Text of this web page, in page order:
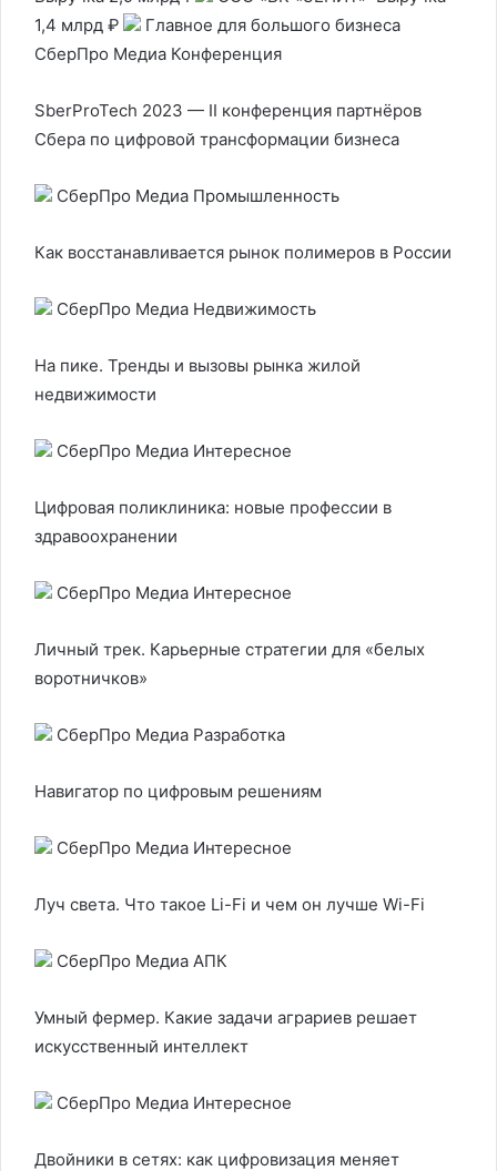
1,4 млрд ₽
Главное для большого бизнеса
СберПро Медиа Конференция
SberProTech 2023 — II конференция партнёров
Сбера по цифровой трансформации бизнеса
СберПро Медиа Промышленность
Как восстанавливается рынок полимеров в России
СберПро Медиа Недвижимость
На пике. Тренды и вызовы рынка жилой
недвижимости
СберПро Медиа Интересное
Цифровая поликлиника: новые профессии в
здравоохранении
СберПро Медиа Интересное
Личный трек. Карьерные стратегии для «белых
воротничков»
СберПро Медиа Разработка
Навигатор по цифровым решениям
СберПро Медиа Интересное
Луч света. Что такое Li-Fi и чем он лучше Wi-Fi
СберПро Медиа АПК
Умный фермер. Какие задачи аграриев решает
искусственный интеллект
СберПро Медиа Интересное
Двойники в сетях: как цифровизация меняет